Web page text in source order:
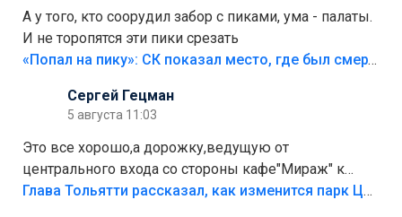
А у того, кто соорудил забор с пиками, ума - палаты.
И не торопятся эти пики срезать
«Попал на пику»: СК показал место, где был смертельно травмирован ребенок в Тольятти
Сергей Гецман
5 августа 11:03
Это все хорошо,а дорожку,ведущую от
центрального входа со стороны кафе"Мираж" к
аттракционам слабо доделать?А то бордюры
Глава Тольятти рассказал, как изменится парк Центрального района